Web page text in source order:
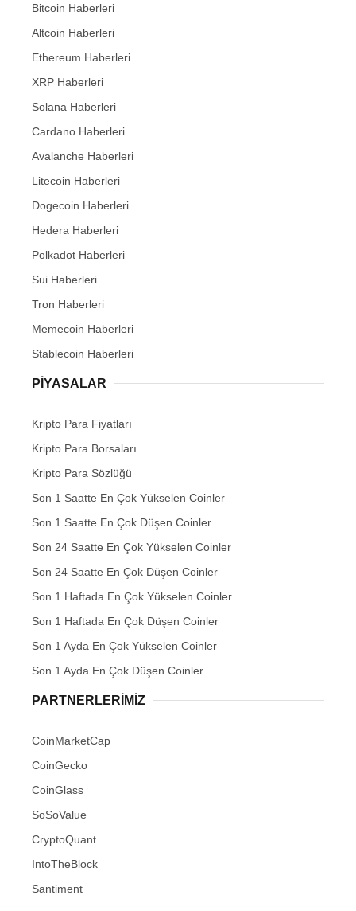
Bitcoin Haberleri
Altcoin Haberleri
Ethereum Haberleri
XRP Haberleri
Solana Haberleri
Cardano Haberleri
Avalanche Haberleri
Litecoin Haberleri
Dogecoin Haberleri
Hedera Haberleri
Polkadot Haberleri
Sui Haberleri
Tron Haberleri
Memecoin Haberleri
Stablecoin Haberleri
PIYASALAR
Kripto Para Fiyatları
Kripto Para Borsaları
Kripto Para Sözlüğü
Son 1 Saatte En Çok Yükselen Coinler
Son 1 Saatte En Çok Düşen Coinler
Son 24 Saatte En Çok Yükselen Coinler
Son 24 Saatte En Çok Düşen Coinler
Son 1 Haftada En Çok Yükselen Coinler
Son 1 Haftada En Çok Düşen Coinler
Son 1 Ayda En Çok Yükselen Coinler
Son 1 Ayda En Çok Düşen Coinler
PARTNERLERIMIZ
CoinMarketCap
CoinGecko
CoinGlass
SoSoValue
CryptoQuant
IntoTheBlock
Santiment